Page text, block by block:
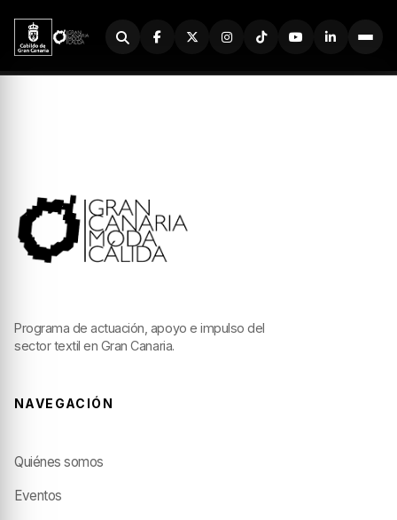
Buscador
Programa de actuación, apoyo e impulso del
sector textil en Gran Canaria.
NAVEGACIÓN
Quiénes somos
Eventos